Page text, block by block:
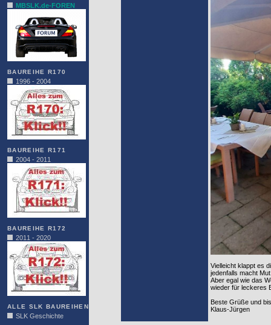
MBSLK.de-FOREN
BAUREIHE R170
1996 - 2004
BAUREIHE R171
2004 - 2011
BAUREIHE R172
2011 - 2020
ALLE SLK BAUREIHEN
SLK Geschichte
Vielleicht klappt es
jedenfalls macht
Aber egal wie das
wieder für leckeres
Beste Grüße und
Klaus-Jürgen